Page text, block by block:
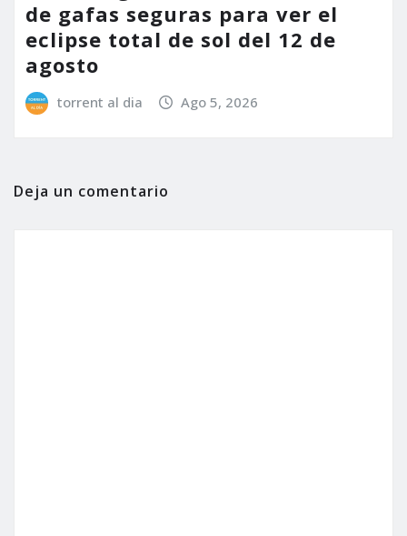
de gafas seguras para ver el
eclipse total de sol del 12 de
agosto
torrent al dia Ago 5, 2026
Deja un comentario